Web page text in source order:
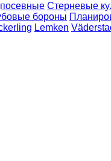
Стерневые
бороны
Lemken